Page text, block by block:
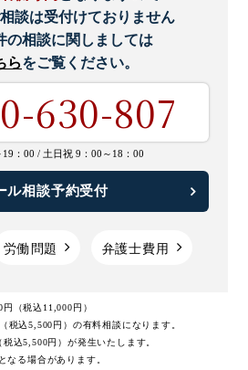
談は受付けておりません
相談に関しましては
らをご覧ください。
630-807
19：00 / 土日祝 9：00～18：00
ル相談予約受付
労働問題 弁護士費用
（税込11,000円）
込5,500円）の有料相談になります。
込5,500円）が発生いたします。
る場合があります。